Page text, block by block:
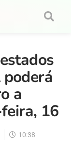
a
16
10:38